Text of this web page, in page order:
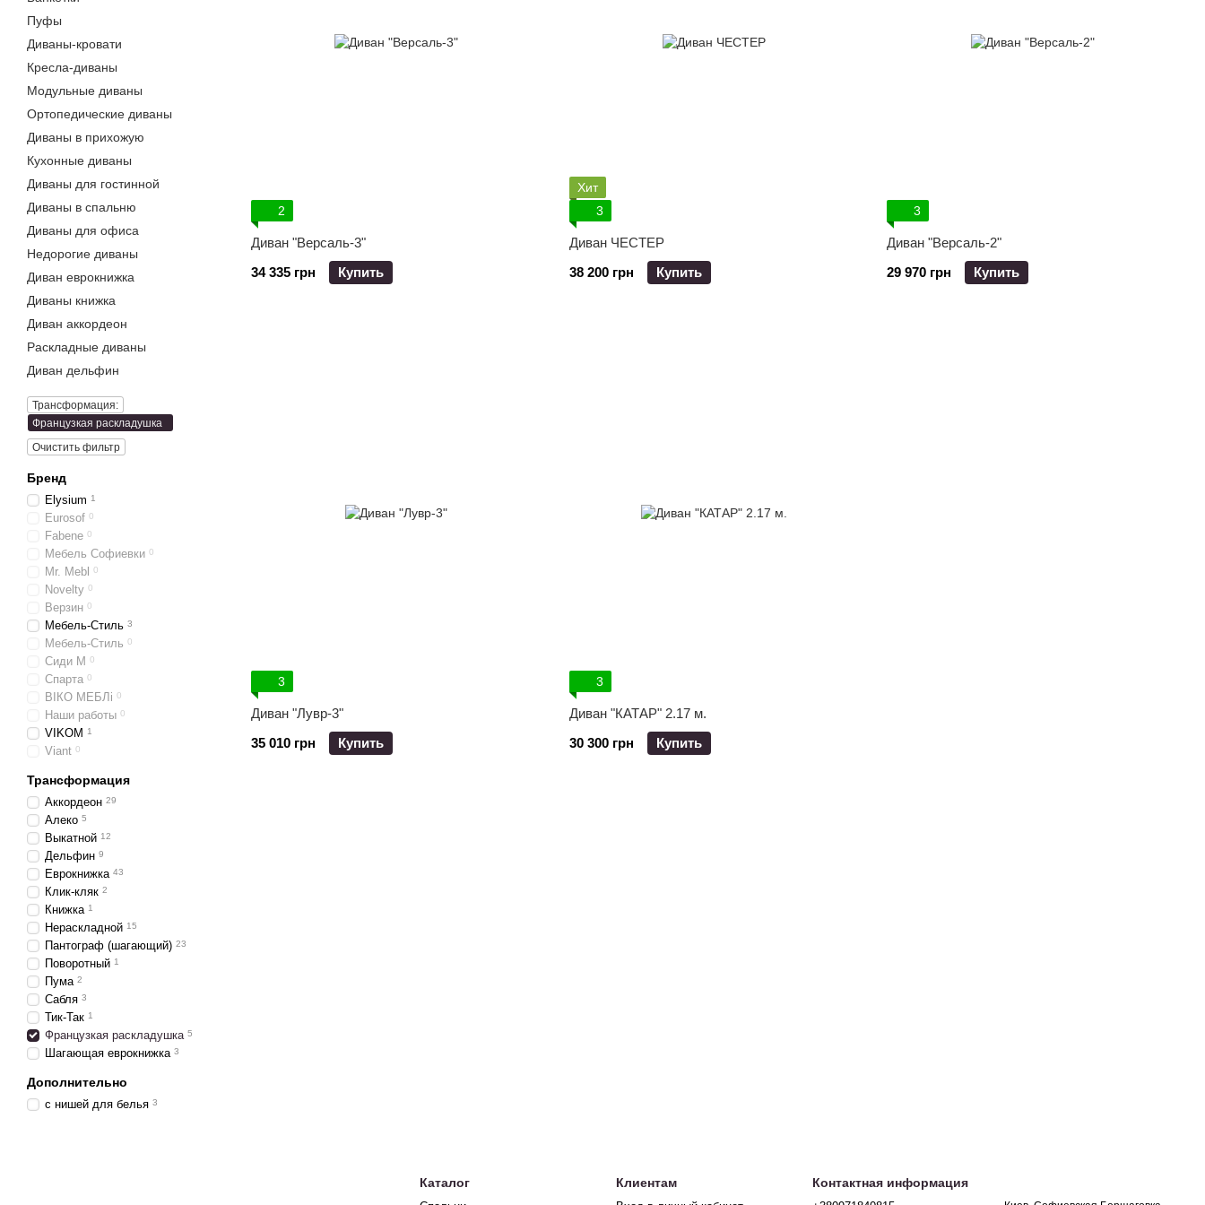
2
Диван "Версаль-3"
34 335 грн
Купить
Хит
3
Диван ЧЕСТЕР
38 200 грн
Купить
3
Диван "Версаль-2"
29 970 грн
Купить
3
Диван "Лувр-3"
35 010 грн
Купить
3
Диван "КАТАР" 2.17 м.
30 300 грн
Купить
Пуфы
Диваны-кровати
Кресла-диваны
Модульные диваны
Ортопедические диваны
Диваны в прихожую
Кухонные диваны
Диваны для гостинной
Диваны в спальню
Диваны для офиса
Недорогие диваны
Диван еврокнижка
Диваны книжка
Диван аккордеон
Раскладные диваны
Диван дельфин
Трансформация:
Французкая раскладушка
Очистить фильтр
Бренд
Elysium 1
Eurosof 0
Fabene 0
Мебель Софиевки 0
Mr. Mebl 0
Novelty 0
Верзин 0
Мебель-Стиль 3
Мебель-Стиль 0
Сиди М 0
Спарта 0
ВІКО МЕБЛі 0
Наши работы 0
VIKOM 1
Viant 0
Трансформация
Аккордеон 29
Алеко 5
Выкатной 12
Дельфин 9
Еврокнижка 43
Клик-кляк 2
Книжка 1
Нераскладной 15
Пантограф (шагающий) 23
Поворотный 1
Пума 2
Сабля 3
Тик-Так 1
Французкая раскладушка 5
Шагающая еврокнижка 3
Дополнительно
с нишей для белья 3
Каталог Клиентам Контактная информация